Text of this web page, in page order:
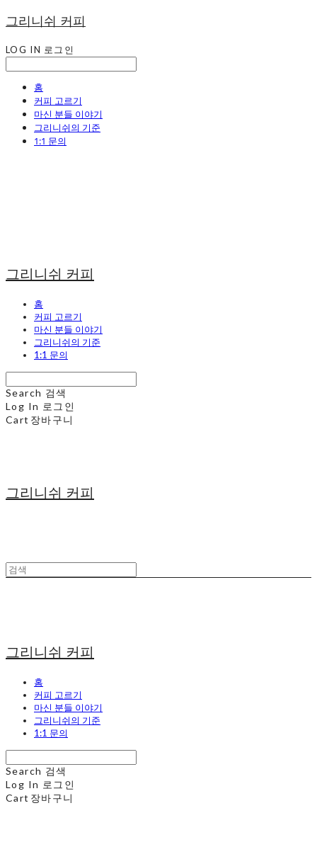
그리니쉬 커피
LOG IN 로그인
홈
커피 고르기
마신 분들 이야기
그리니쉬의 기준
1:1 문의
그리니쉬 커피
홈
커피 고르기
마신 분들 이야기
그리니쉬의 기준
1:1 문의
Search 검색
Log In 로그인
Cart 장바구니
그리니쉬 커피
그리니쉬 커피
홈
커피 고르기
마신 분들 이야기
그리니쉬의 기준
1:1 문의
Search 검색
Log In 로그인
Cart 장바구니